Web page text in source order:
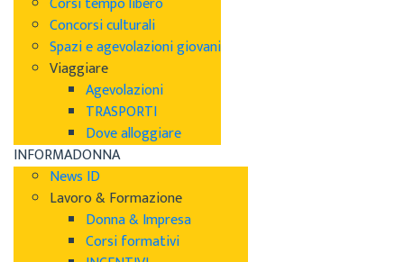
Concorsi culturali
Spazi e agevolazioni giovani
Viaggiare
Agevolazioni
TRASPORTI
Dove alloggiare
INFORMADONNA
News ID
Lavoro & Formazione
Donna & Impresa
Corsi formativi